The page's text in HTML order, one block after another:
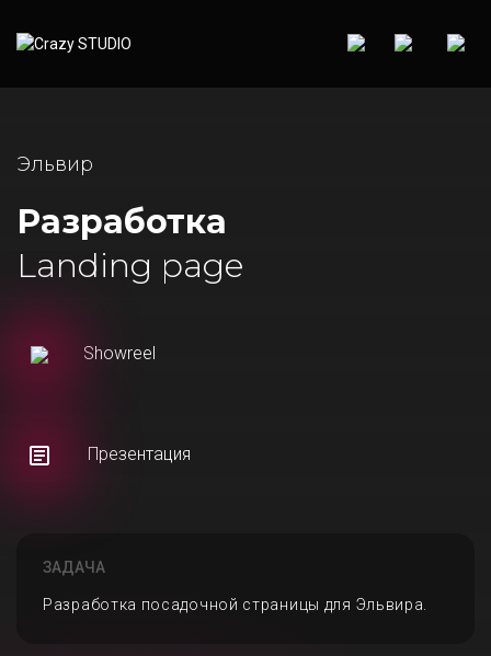
Эльвир
Разработка
Landing page
Showreel
Презентация
ЗАДАЧА
Разработка посадочной страницы для Эльвира.